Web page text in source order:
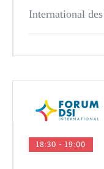
International
18:30 - 19:00